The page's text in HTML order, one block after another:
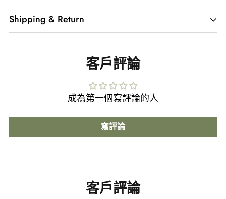
Colombia.
Shipping & Return
詳細運送規則請見連結。
消費滿$4000NTD免運！
路一段91巷23弄5號3樓6室(地圖搜尋溫室WENS)
客戶評論
成為第一個寫評論的人
寫評論
客戶評論